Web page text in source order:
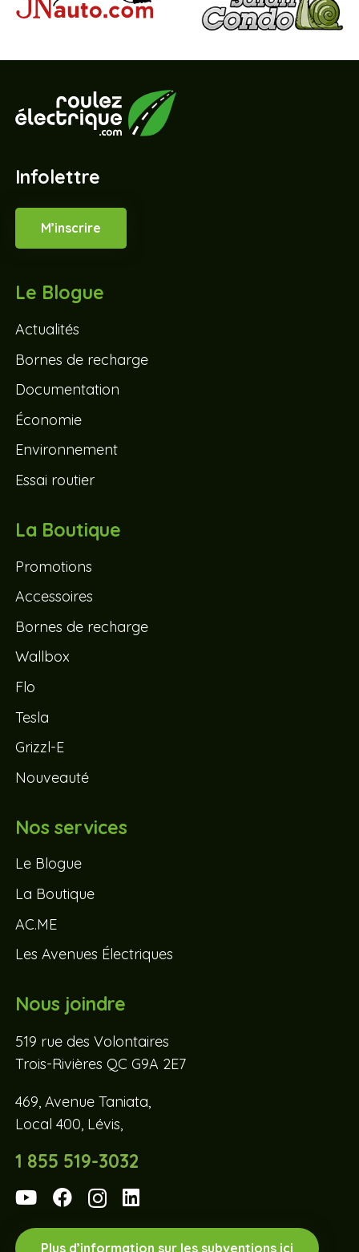
Infolettre
M’inscrire
Le Blogue
Actualités
Bornes de recharge
Documentation
Économie
Environnement
Essai routier
La Boutique
Promotions
Accessoires
Bornes de recharge
Wallbox
Flo
Tesla
Grizzl-E
Nouveauté
Nos services
Le Blogue
La Boutique
AC.ME
Les Avenues Électriques
Nous joindre
519 rue des Volontaires
Trois-Rivières QC G9A 2E7
469, Avenue Taniata,
Local 400, Lévis,
1 855 519-3032
Plus d’information sur les subventions ici